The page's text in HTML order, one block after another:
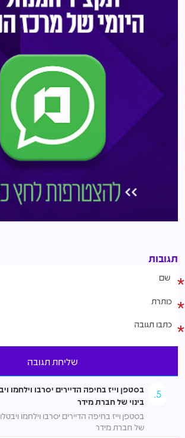
תגובות
5.
בסטפן וייז בחיפה הדיירים יסרבו וילחמו
בינוי של חברת מידר
בסטפן וייז בחיפה הדיירים יסרבו וילחמו ויבטלו
של חברת מידר